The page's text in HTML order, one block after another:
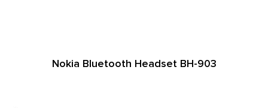
Nokia Bluetooth Headset BH-903